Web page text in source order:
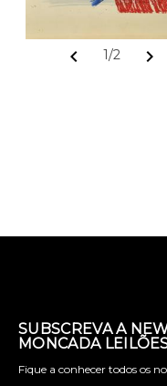
chevron_left 1/2 chevron_right
SUBSCREVA A
MONCADA
Fique a conhecer todos os